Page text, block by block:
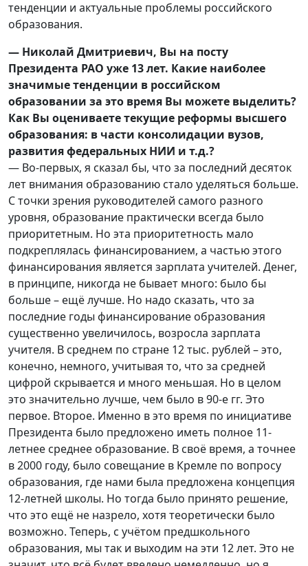
тенденции и актуальные проблемы российского
образования.
— Николай Дмитриевич, Вы на посту
Президента РАО уже 13 лет. Какие наиболее
значимые тенденции в российском
образовании за это время Вы можете выделить?
Как Вы оцениваете текущие реформы высшего
образования: в части консолидации вузов,
развития федеральных НИИ и т.д.?
— Во-первых, я сказал бы, что за последний десяток
лет внимания образованию стало уделяться больше.
С точки зрения руководителей самого разного
уровня, образование практически всегда было
приоритетным. Но эта приоритетность мало
подкреплялась финансированием, а частью этого
финансирования является зарплата учителей. Денег,
в принципе, никогда не бывает много: было бы
больше – ещё лучше. Но надо сказать, что за
последние годы финансирование образования
существенно увеличилось, возросла зарплата
учителя. В среднем по стране 12 тыс. рублей – это,
конечно, немного, учитывая то, что за средней
цифрой скрывается и много меньшая. Но в целом
это значительно лучше, чем было в 90-е гг. Это
первое. Второе. Именно в это время по инициативе
Президента было предложено иметь полное 11-
летнее среднее образование. В своё время, а точнее
в 2000 году, было совещание в Кремле по вопросу
образования, где нами была предложена концепция
12-летней школы. Но тогда было принято решение,
что это ещё не назрело, хотя теоретически было
возможно. Теперь, с учётом предшкольного
образования, мы так и выходим на эти 12 лет. Это не